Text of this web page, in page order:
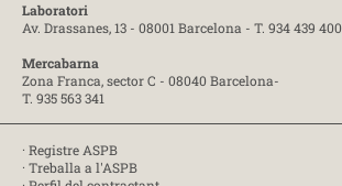
Laboratori
Av. Drassanes, 13 - 08001 Barcelona - T. 934 439 400
Mercabarna
Zona Franca, sector C - 08040 Barcelona-
T. 935 563 341
· Registre ASPB
· Treballa a l'ASPB